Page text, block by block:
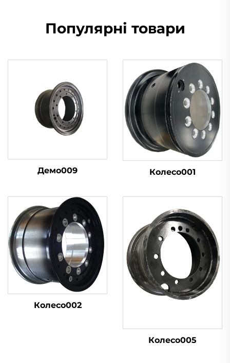
Популярні товари
Демо009 Колесо001
Колесо002
Колесо005